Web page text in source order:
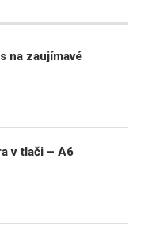
na zaujímavé
v tlači – A6